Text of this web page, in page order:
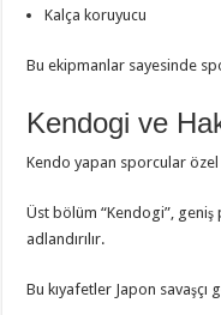
Kalça koruyucu
Bu ekipmanlar sayesinde
Kendogi ve
Kendo yapan sporcular
Üst bölüm “Kendogi”, geniş
adlandırılır.
Bu kıyafetler Japon